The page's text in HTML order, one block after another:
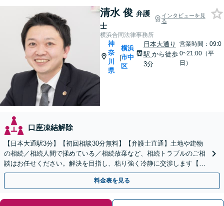
清水 俊 弁護
士
インタビューを見
る
横浜合同法律事務所
神
奈
川
県
|
横浜
市中
区
日本大通り
駅 から徒歩
3分
営業時間：09:0
0~21:00（平
日）
口座凍結解除
【日本大通駅3分】【初回相談30分無料】【弁護士直通】土地や建物
の相続／相続人間で揉めている／相続放棄など、相続トラブルのご相
談はお任せください。解決を目指し、粘り強く冷静に交渉します【当
日・夜間・土日相談可】遺言書作成もお任せください
料金表を見る